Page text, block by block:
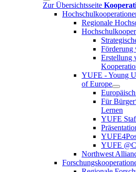
Zur Übersichtsseite
Regionale
Förderung
Erstellung
YUFE - Young
of Europe
Für
Lernen
YUFE
YUFE
Northwest